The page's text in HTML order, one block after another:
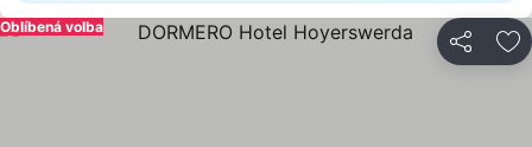
Sdílet
Oblíbená volba